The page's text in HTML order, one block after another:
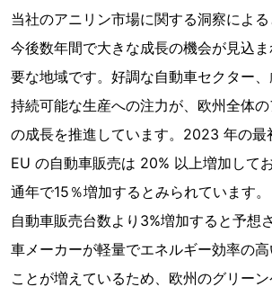
当社のアニリン市場に関する洞察によ
今後数年間で大きな成長の機会が見込
要な地域です。好調な自動車セクター、
持続可能な生産への注力が、欧州全体
の成長を推進しています。2023 年の最
EU の自動車販売は 20% 以上増加して
通年で15％増加するとみられています
自動車販売台数より3%増加すると予想
車メーカーが軽量でエネルギー効率の
ことが増えているため、欧州のグリー